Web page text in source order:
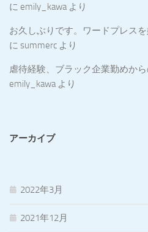
に emily_kawaより
お久しぶりです。ワードプレス
に summerc より
虐待経験、ブラック企業勤めか
emily_kawaより
アーカイブ
2022年3月
2021年12月